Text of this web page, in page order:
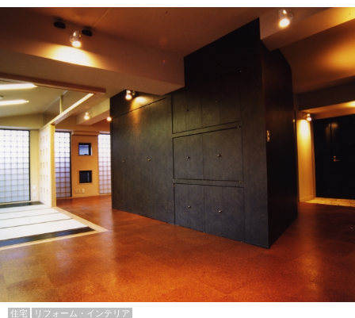
住宅 リフォーム・インテリア